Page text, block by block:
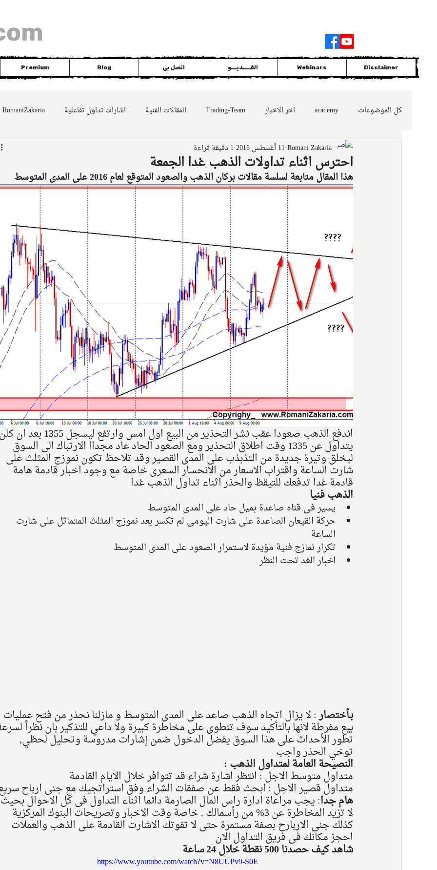
Premium Blog اتصل بى الفــــديـــو Webinars Disclaimer
كل الموضوعات academy اخر الاخبار Trading-Team المقالات الفنية اشارات تداول تفاعلية RomaniZakaria
التداول مع الاتجاه السائد oil
Dowjones
احترس اثناء تداولات الذهب غدا الجمعة
Romani Zakaria 11 أغسطس 2016 1 دقيقة قراءة
هذا المقال متابعة لسلسة مقالات بركان الذهب والصعود المتوقع لعام 2016 على المدى المتوسط
اندفع الذهب صعودا عقب نشر التحذير من البيع اول امس وارتفع ليسجل
يتداول عن 1335 وقت اطلاق التحذير ومع الصعود الحاد عاد مجداا الارتباك الى السوق
ليخلق وتيرة جديدة من التذبذب على المدى القصير وقد تلاحظ تكون نموزج المثلث على
شارت الساعة واقتراب الاسعار من الانحسار السعرى خاصة مع وجود اخبار قادمة هامة
قادمة غدا تدفعك للتيقظ والحذر اثناء تداول الذهب غدا
الذهب فنيا
يسير فى قناه صاعدة بميل حاد على المدى المتوسط
حركة القيعان الصاعدة على شارت اليومى لم تكسر بعد نموزج المثلث المتماثل على شارت
الساعة
تكرار نمازج فنية مؤيدة لاستمرار الصعود على المدى المتوسط
اخبار الغد تحت النظر
بـأختصار : لا يزال اتجاه الذهب صاعد على المدى المتوسط و مازلنا نحذر من فتح عمليات
بيع مفرطة لانها بالتأكيد سوف تنطوى على مخاطرة كبيرة ولا داعي للتذكير بان نظراً
تطور الأحداث على هذا السوق يفضل الدخول ضمن إشارات مدروسة وتحليل لحظي,
توخي الحذر واجب
النصيحة العامة لمتداول الذهب :
متداول متوسط الاجل : انتظر اشارة شراء قد تتوافر خلال الايام القادمة
متداول قصير الاجل : ابحث فقط عن صفقات الشراء وفق استراتجيك مع جنى ارباح
هام جدا: يجب مراعاة ادارة راس المال الصارمة دائما اثناء التداول فى كل الاحوال
لا تزيد المخاطرة عن 3% من رأسمالك . خاصة وقت الاخبار وتصريحات البنوك المركزية
كذلك جنى الاربارح بصفة مستمرة حتى لا تفوتك الاشارت القادمة على الذهب والعملات
احجز مكانك فى فريق التداول الان
شاهد كيف حصدنا 500 نقطة خلال 24 ساعة
https://www.youtube.com/watch?v=N8UUPv9-S0E